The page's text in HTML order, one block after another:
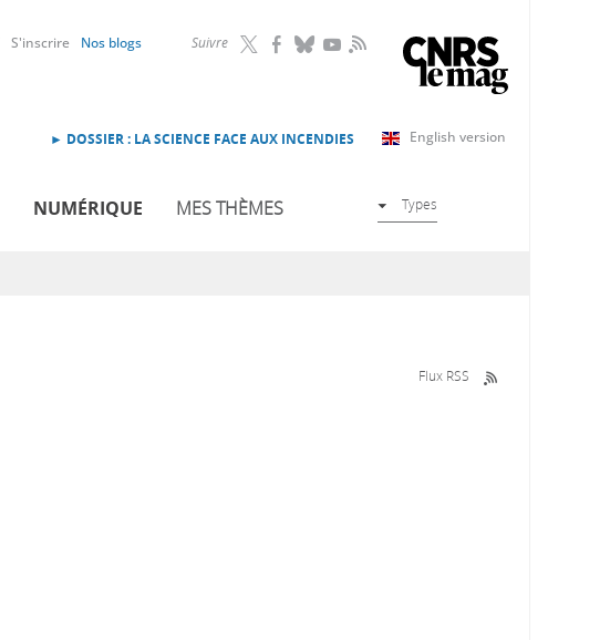
Suivre RSS
S'inscrire Nos blogs
English version
► DOSSIER : LA SCIENCE FACE AUX INCENDIES
NUMÉRIQUE MES THÈMES Types
Flux RSS